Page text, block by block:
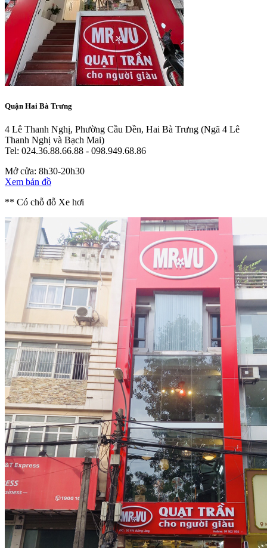
Quận Hai Bà Trưng
4 Lê Thanh Nghị, Phường Cầu Dền, Hai Bà Trưng (Ngã 4 Lê
Thanh Nghị và Bạch Mai)
Tel: 024.36.88.66.88 - 098.949.68.86
Mở cửa: 8h30-20h30
Xem bản đồ
** Có chỗ đỗ Xe hơi